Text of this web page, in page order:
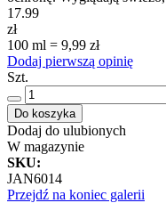
17.99
zł
100 ml = 9,99 zł
Dodaj pierwszą opinię
Szt.
Do koszyka
Dodaj do ulubionych
W magazynie
SKU:
JAN6014
Przejdź na koniec galerii